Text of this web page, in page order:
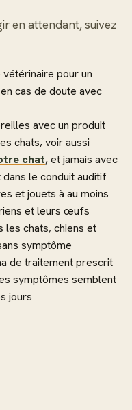
en attendant, suivez
pour un
cas de doute avec
avec un produit
chats, voir aussi
chat, et jamais avec
le conduit auditif
et jouets à au moins
et leurs œufs
les chats, chiens et
symptôme
de traitement prescrit
symptômes semblent
jours